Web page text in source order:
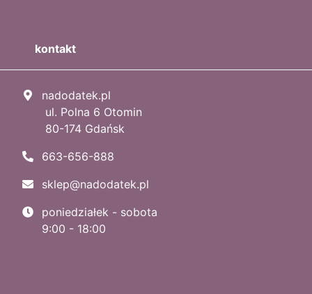
kontakt
nadodatek.pl
ul. Polna 6 Otomin
80-174 Gdańsk
663-656-888
sklep@nadodatek.pl
poniedziałek - sobota
9:00 - 18:00